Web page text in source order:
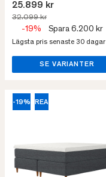
25.899 kr
32.099 kr
-19% Spara 6.200 kr
Lägsta pris senaste 30 dagar
SE VARIANTER
-19% REA